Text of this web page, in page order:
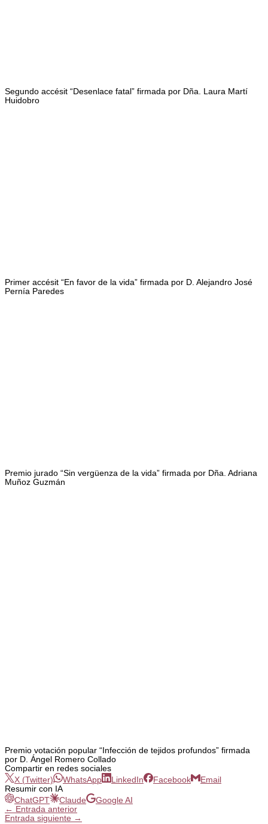
Segundo accésit “Desenlace fatal” firmada por Dña. Laura Martí
Huidobro
Primer accésit “En favor de la vida” firmada por D. Alejandro José
Pernía Paredes
Premio jurado “Sin vergüenza de la vida” firmada por Dña. Adriana
Muñoz Guzmán
Premio votación popular “Infección de tejidos profundos” firmada
por D. Ángel Romero Collado
Compartir en redes sociales
X (Twitter)
WhatsApp LinkedIn Facebook
Email
Resumir con IA
ChatGPT
Claude
Google AI
← Entrada anterior
Entrada siguiente →